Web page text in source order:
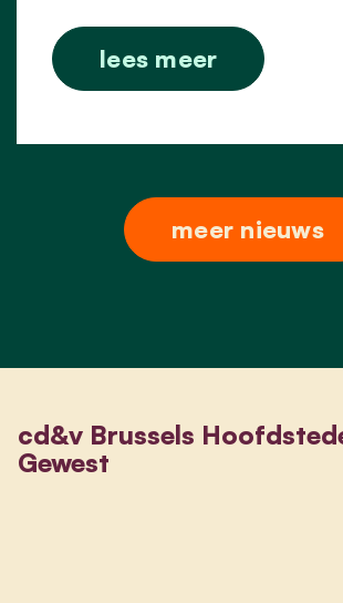
lees meer
meer nieuws
cd&v Brussels
Gewest